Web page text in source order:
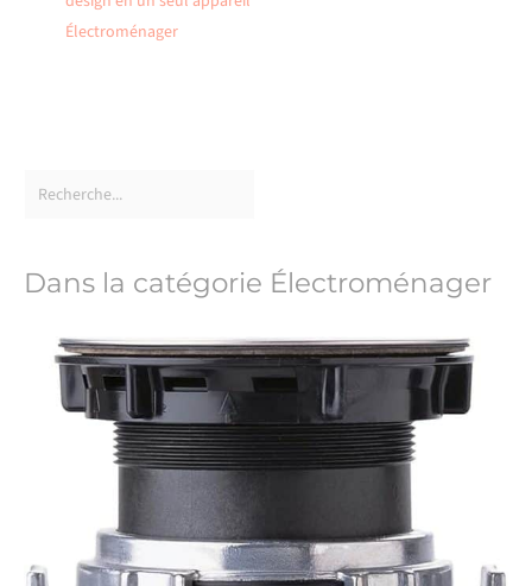
Électroménager
Dans la catégorie Électroménager